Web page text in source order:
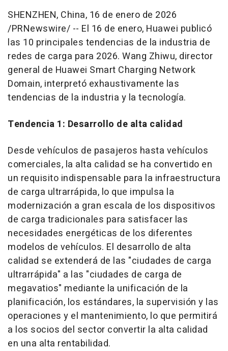
SHENZHEN, China, 16 de enero de 2026
/PRNewswire/ -- El 16 de enero, Huawei publicó
las 10 principales tendencias de la industria de
redes de carga para 2026. Wang Zhiwu, director
general de Huawei Smart Charging Network
Domain, interpretó exhaustivamente las
tendencias de la industria y la tecnología.
Tendencia 1: Desarrollo de alta calidad
Desde vehículos de pasajeros hasta vehículos
comerciales, la alta calidad se ha convertido en
un requisito indispensable para la infraestructura
de carga ultrarrápida, lo que impulsa la
modernización a gran escala de los dispositivos
de carga tradicionales para satisfacer las
necesidades energéticas de los diferentes
modelos de vehículos. El desarrollo de alta
calidad se extenderá de las "ciudades de carga
ultrarrápida" a las "ciudades de carga de
megavatios" mediante la unificación de la
planificación, los estándares, la supervisión y las
operaciones y el mantenimiento, lo que permitirá
a los socios del sector convertir la alta calidad
en una alta rentabilidad.